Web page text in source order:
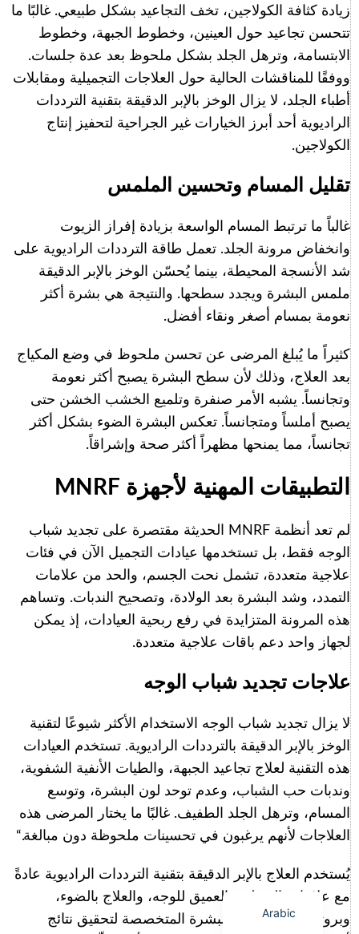
زيادة كثافة الكولاجين، تخف التجاعيد بشكل طبيعي. غالبًا ما
تتحسن تجاعيد حول العينين، وخطوط الجبهة، وخطوط
الابتسامة، وترهل الجلد بشكل ملحوظ بعد عدة جلسات.
ووفقًا للمناقشات الحالية حول العلاجات التجميلية ومقابلات
أطباء الجلد، لا يزال الوخز بالإبر الدقيقة بتقنية الترددات
الراديوية أحد أبرز الخيارات غير الجراحية لتحفيز إنتاج
الكولاجين.
تقليل المسام وتحسين الملمس
غالباً ما ترتبط المسام الواسعة بزيادة إفراز الزيوت
وانخفاض مرونة الجلد. تعمل طاقة الترددات الراديوية على
شد الأنسجة المحيطة، بينما يُحسّن الوخز بالإبر الدقيقة
ملمس البشرة ويجدد سطحها. والنتيجة هي بشرة أكثر
نعومة بمسام أصغر ونقاء أفضل.
كثيراً ما يُبلغ المرضى عن تحسن ملحوظ في وضع المكياج
بعد العلاج، وذلك لأن سطح البشرة يصبح أكثر نعومة
وتجانساً. يشبه الأمر صنفرة وتلميع الخشب الخشن حتى
يصبح أملساً ومتجانساً. تعكس البشرة الضوء بشكل أكثر
تجانساً، مما يمنحها مظهراً أكثر صحة وإشراقاً.
التطبيقات المهنية لأجهزة MNRF
لم تعد أنظمة MNRF الحديثة مقتصرة على تجديد شباب
الوجه فقط، بل تستخدمها عيادات التجميل الآن في فئات
علاجية متعددة، تشمل نحت الجسم، والحد من علامات
التمدد، وشد البشرة بعد الولادة، وتصحيح الندبات. وتساهم
هذه المرونة المتزايدة في رفع ربحية العيادات، إذ يمكن
لجهاز واحد دعم باقات علاجية متعددة.
علاجات تجديد شباب الوجه
لا يزال تجديد شباب الوجه الاستخدام الأكثر شيوعًا لتقنية
الوخز بالإبر الدقيقة بالترددات الراديوية. تستخدم العيادات
هذه التقنية لعلاج تجاعيد الجبهة، والطيات الأنفية الشفوية،
وندبات حب الشباب، وعدم توحد لون البشرة، وتوسع
المسام، وترهل الجلد الطفيف. غالبًا ما يختار المرضى هذه
العلاجات لأنهم يرغبون في تحسينات ملحوظة دون مبالغة.“
يُستخدم العلاج بالإبر الدقيقة بتقنية الترددات الراديوية عادةً
مع علاجات الترطيب العميق للوجه، والعلاج بالضوء،
وبروتوكولات العناية بالبشرة المتخصصة لتحقيق نتائج
Arabic
English
French
Russian
Portuguese
Japanese
German